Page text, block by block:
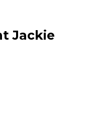
Jackie